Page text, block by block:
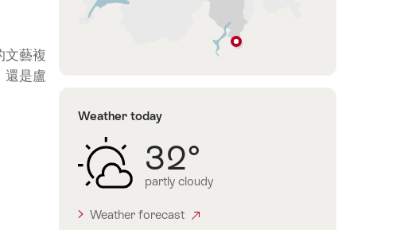
文藝複
還是盧
Weather today
32°
partly cloudy
Weather forecast